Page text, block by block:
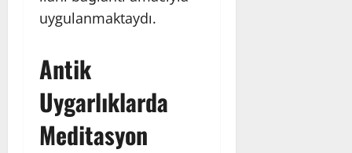
uygulanmaktaydı.
Antik
Uygarlıklarda
Meditasyon